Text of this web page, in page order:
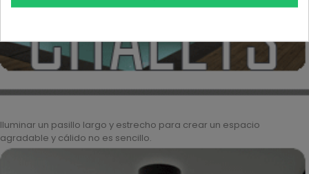
Iluminar un pasillo largo y estrecho para crear un espacio
agradable y cálido no es sencillo.